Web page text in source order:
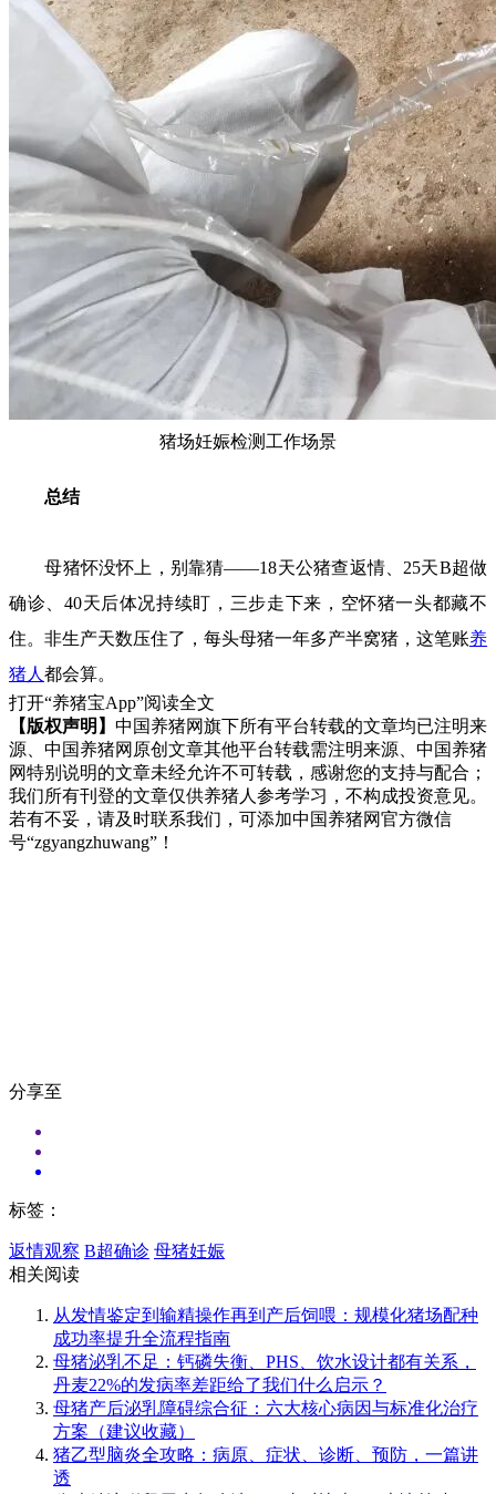
猪场妊娠检测工作场景
总结
母猪怀没怀上，别靠猜——18天公猪查返情、25天B超做
确诊、40天后体况持续盯，三步走下来，空怀猪一头都藏不
住。非生产天数压住了，每头母猪一年多产半窝猪，这笔账养
猪人 都会算。
打开“养猪宝App”阅读全文
【版权声明】 中国养猪网旗下所有平台转载的文章均已注明来
源、中国养猪网原创文章其他平台转载需注明来源、中国养猪
网特别说明的文章未经允许不可转载，感谢您的支持与配合；
我们所有刊登的文章仅供养猪人参考学习，不构成投资意见。
若有不妥，请及时联系我们，可添加中国养猪网官方微信
号“zgyangzhuwang”！
分享至
标签：
返情观察 B超确诊 母猪妊娠
相关阅读
从发情鉴定到输精操作再到产后饲喂：规模化猪场配种
成功率提升全流程指南
母猪泌乳不足：钙磷失衡、PHS、饮水设计都有关系，
丹麦22%的发病率差距给了我们什么启示？
母猪产后泌乳障碍综合征：六大核心病因与标准化治疗
方案（建议收藏）
猪乙型脑炎全攻略：病原、症状、诊断、预防，一篇讲
透